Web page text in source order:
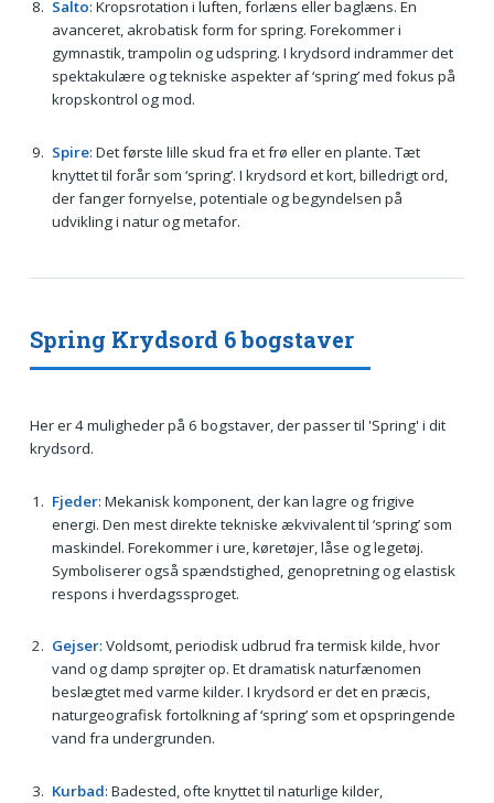
Salto: Kropsrotation i luften, forlæns eller baglæns. En
avanceret, akrobatisk form for spring. Forekommer i
gymnastik, trampolin og udspring. I krydsord indrammer det
spektakulære og tekniske aspekter af ‘spring’ med fokus på
kropskontrol og mod.
Spire: Det første lille skud fra et frø eller en plante. Tæt
knyttet til forår som ‘spring’. I krydsord et kort, billedrigt ord,
der fanger fornyelse, potentiale og begyndelsen på
udvikling i natur og metafor.
Spring Krydsord 6 bogstaver
Her er 4 muligheder på 6 bogstaver, der passer til 'Spring' i dit
krydsord.
Fjeder: Mekanisk komponent, der kan lagre og frigive
energi. Den mest direkte tekniske ækvivalent til ‘spring’ som
maskindel. Forekommer i ure, køretøjer, låse og legetøj.
Symboliserer også spændstighed, genopretning og elastisk
respons i hverdagssproget.
Gejser: Voldsomt, periodisk udbrud fra termisk kilde, hvor
vand og damp sprøjter op. Et dramatisk naturfænomen
beslægtet med varme kilder. I krydsord er det en præcis,
naturgeografisk fortolkning af ‘spring’ som et opspringende
vand fra undergrunden.
Kurbad: Badested, ofte knyttet til naturlige kilder,